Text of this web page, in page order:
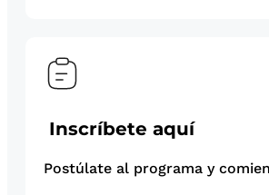
Inscríbete aquí
Postúlate al programa y